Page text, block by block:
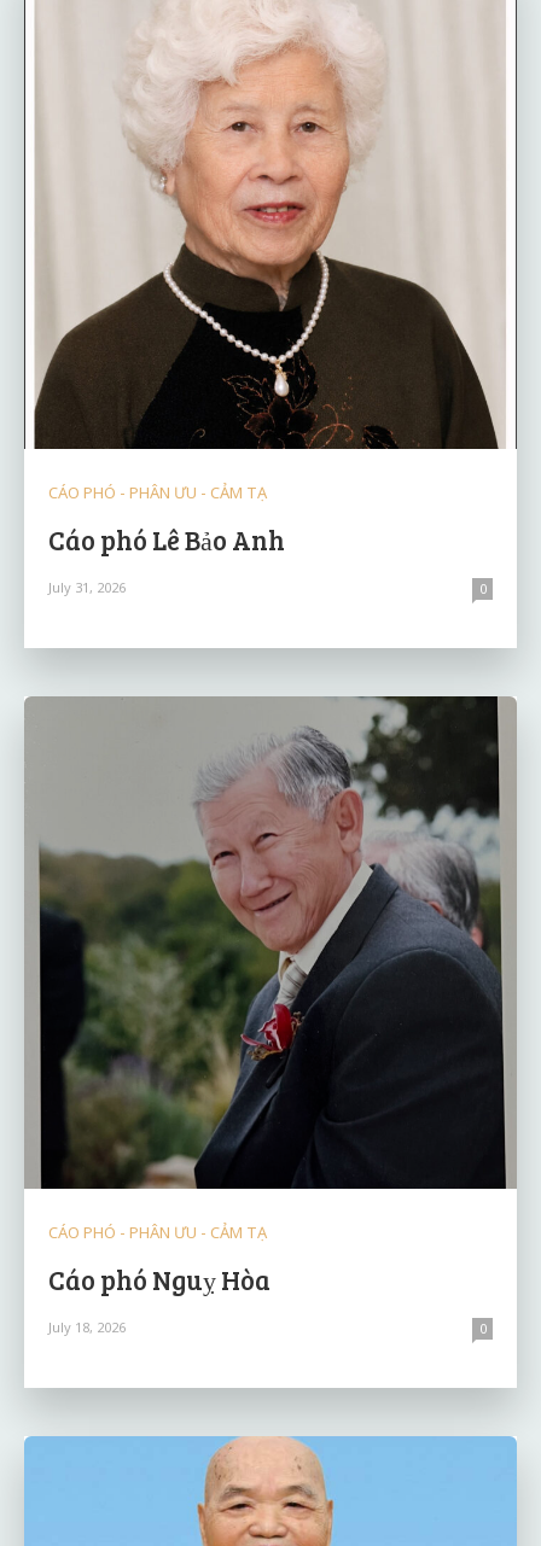
CÁO PHÓ - PHÂN ƯU - CẢM TẠ
Cáo phó Lê Bảo Anh
July 31, 2026 0
CÁO PHÓ - PHÂN ƯU - CẢM TẠ
Cáo phó Nguỵ Hòa
July 18, 2026 0